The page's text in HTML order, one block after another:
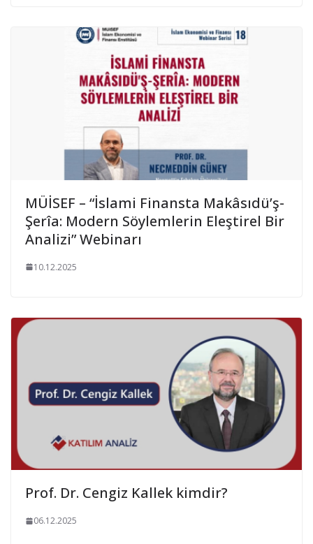
MÜİSEF – “İslami Finansta Makâsıdü’ş-
Şerîa: Modern Söylemlerin Eleştirel Bir
Analizi” Webinarı
10.12.2025
Prof. Dr. Cengiz Kallek kimdir?
06.12.2025